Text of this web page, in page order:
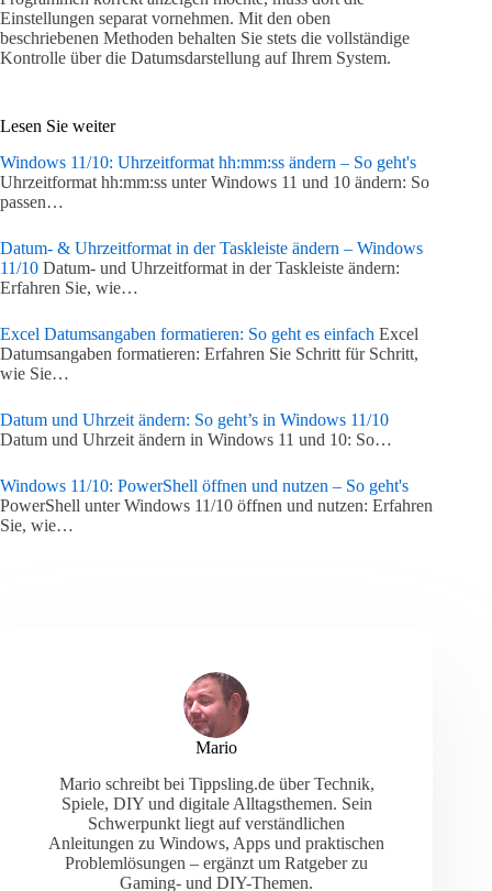
Einstellungen separat vornehmen. Mit den oben
beschriebenen Methoden behalten Sie stets die vollständige
Kontrolle über die Datumsdarstellung auf Ihrem System.
Lesen Sie weiter
Windows 11/10: Uhrzeitformat hh:mm:ss ändern – So geht's
Uhrzeitformat hh:mm:ss unter Windows 11 und 10 ändern: So
passen…
Datum- & Uhrzeitformat in der Taskleiste ändern – Windows
11/10 Datum- und Uhrzeitformat in der Taskleiste ändern:
Erfahren Sie, wie…
Excel Datumsangaben formatieren: So geht es einfach Excel
Datumsangaben formatieren: Erfahren Sie Schritt für Schritt,
wie Sie…
Datum und Uhrzeit ändern: So geht’s in Windows 11/10
Datum und Uhrzeit ändern in Windows 11 und 10: So…
Windows 11/10: PowerShell öffnen und nutzen – So geht's
PowerShell unter Windows 11/10 öffnen und nutzen: Erfahren
Sie, wie…
Mario
Mario schreibt bei Tippsling.de über Technik,
Spiele, DIY und digitale Alltagsthemen. Sein
Schwerpunkt liegt auf verständlichen
Anleitungen zu Windows, Apps und praktischen
Problemlösungen – ergänzt um Ratgeber zu
Gaming- und DIY-Themen.